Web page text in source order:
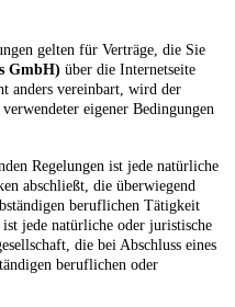
gelten für Verträge, die Sie
GmbH) über die Internetseite
anders vereinbart, wird der
eigener Bedingungen
Regelungen ist jede natürliche
abschließt, die überwiegend
beruflichen Tätigkeit
jede natürliche oder juristische
die bei Abschluss eines
beruflichen oder